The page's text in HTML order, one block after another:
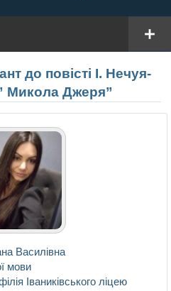
до повісті І. Нечуя-
Микола Джеря”
Василівна
мови
Іваниківського ліцею